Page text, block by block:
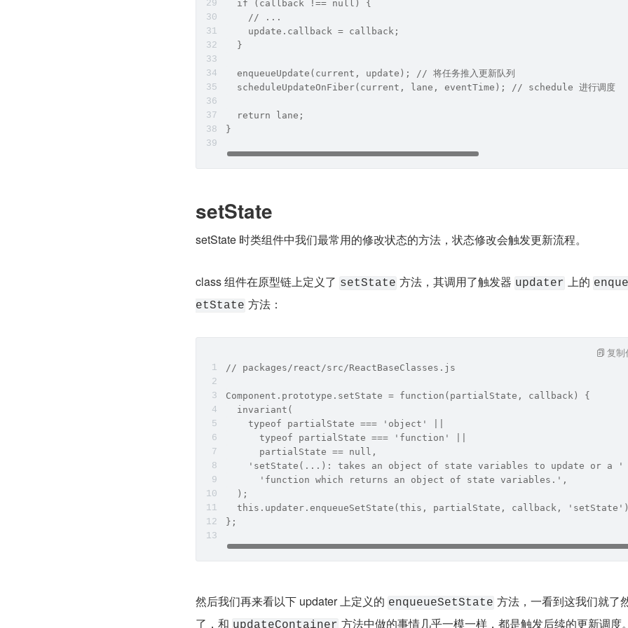
  if (callback !== null) {
    // ...
    update.callback = callback;
  }
  enqueueUpdate(current, update); // 将任务推入更新队列
  scheduleUpdateOnFiber(current, lane, eventTime); // schedule 进行调度
  return lane;
}
setState
setState 时类组件中我们最常用的修改状态的方法，状态修改会触发更新流程。
class 组件在原型链上定义了 setState 方法，其调用了触发器 updater 上的
etState 方法：
// packages/react/src/ReactBaseClasses.js
Component.prototype.setState = function(partialState, callback) {
  invariant(
    typeof partialState === 'object' ||
      typeof partialState === 'function' ||
      partialState == null,
'setState(...): takes an object of state variables to update or a '
      'function which returns an object of state variables.',
  );
this.updater.enqueueSetState(this, partialState, callback,
};
复制
然后我们再来看以下 updater 上定义的 enqueueSetState 方法，一看到这我们就了
了，和 updateContainer 方法中做的事情几乎一模一样，都是触发后续的更新调度